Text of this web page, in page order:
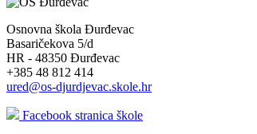
Osnovna škola Đurđevac
Basaričekova 5/d
HR - 48350 Đurđevac
+385 48 812 414
ured@os-djurdjevac.skole.hr
Facebook stranica škole